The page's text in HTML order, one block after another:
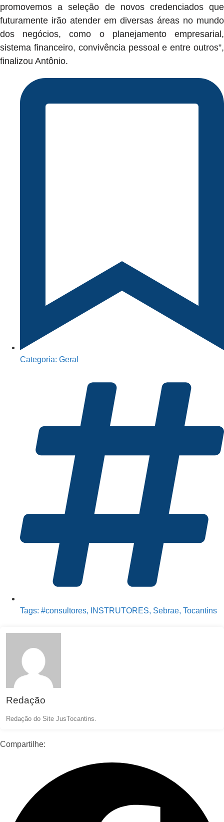
promovemos a seleção de novos credenciados que
futuramente irão atender em diversas áreas no mundo
dos negócios, como o planejamento empresarial,
sistema financeiro, convivência pessoal e entre outros”,
finalizou Antônio.
Categoria: Geral
Tags: #consultores, INSTRUTORES, Sebrae, Tocantins
Redação
Redação do Site JusTocantins.
Compartilhe: